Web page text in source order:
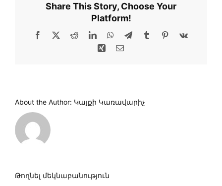
Share This Story, Choose Your
Platform!
Facebook Reddit LinkedInWhatsAppTelegram
TumblrPinterest
Xing
About the Author: Կայքի Կառավարիչ
Թողնել մեկնաբանություն